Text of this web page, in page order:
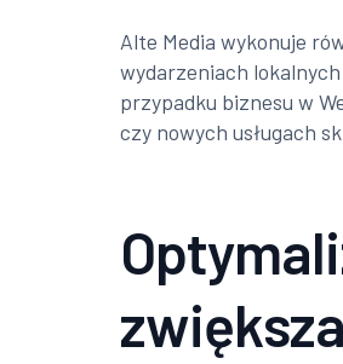
Alte Media wykonuje
wydarzeniach
przypadku biznesu w
czy nowych usługach